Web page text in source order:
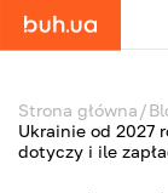
Strona główna
Ukrainie od 2027
dotyczy i ile